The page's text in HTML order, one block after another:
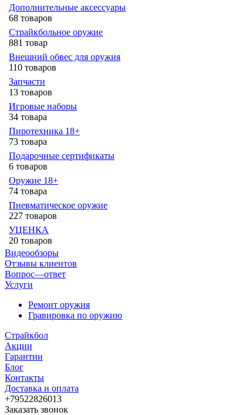
Дополнительные аксессуары
68 товаров
Страйкбольное оружие
881 товар
Внешний обвес для оружия
110 товаров
Запчасти
13 товаров
Игровые наборы
34 товара
Пиротехника 18+
73 товара
Подарочные сертификаты
6 товаров
Оружие 18+
74 товара
Пневматическое оружие
227 товаров
УЦЕНКА
20 товаров
Видеообзоры
Отзывы клиентов
Вопрос—ответ
Услуги
Ремонт оружия
Гравировка по оружию
Страйкбол
Акции
Гарантии
Блог
Контакты
Доставка и оплата
+79522826013
Заказать звонок